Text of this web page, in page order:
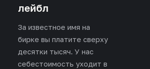
лейбл
За известное имя на
бирке вы платите сверху
десятки тысяч. У нас
себестоимость уходит в